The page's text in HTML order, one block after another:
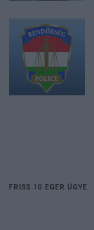
FRISS 10 EGER ÜGYE